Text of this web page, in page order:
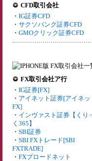
CFD取引会社
・ IG証券CFD
・ サクソバンク証券CFD
・ GMOクリック証券CFD
FX取引会社ア行
・ IG証券[FX]
・ アイネット証券[アイネッ
FX]
・ インヴァスト証券【くり
く365】
・ SBI証券
・ SBI FXトレード[SBI
FXTRADE]
・ FXブロードネット